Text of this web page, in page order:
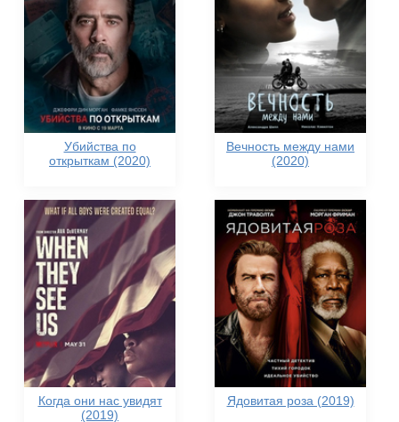
Убийства по
открыткам (2020)
Вечность между нами
(2020)
Когда они нас увидят
(2019)
Ядовитая роза (2019)